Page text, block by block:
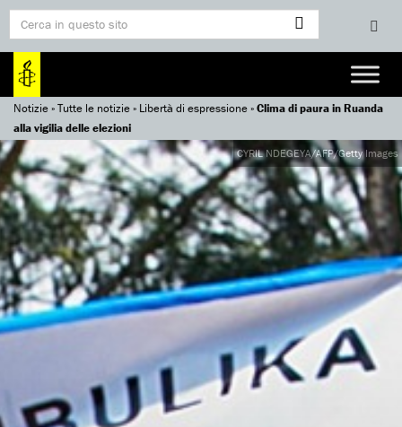
Notizie»Tutte le notizie» Libertà di espressione»Clima di paura in Ruanda
alla vigilia delle elezioni
CYRIL NDEGEYA/AFP/Getty Images